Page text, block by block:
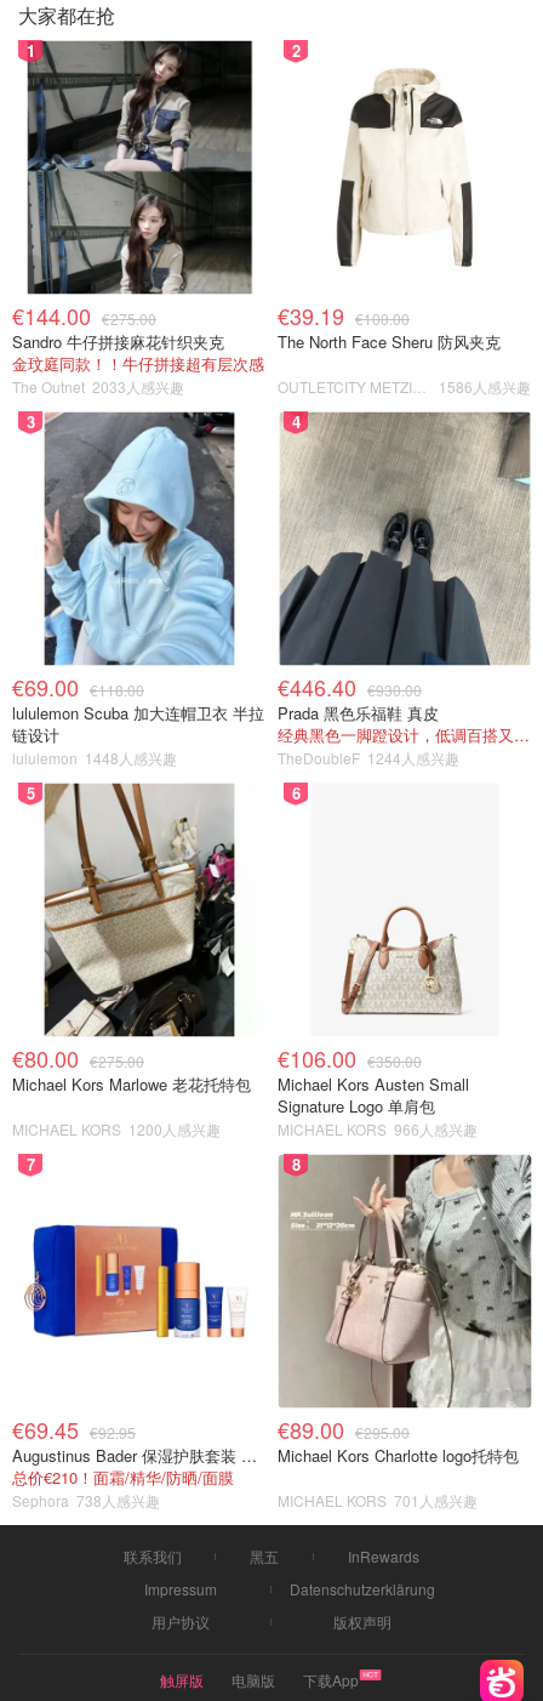
大家都在抢
1
€144.00 €275.00
Sandro 牛仔拼接麻花针织夹克
金玟庭同款！！牛仔拼接超有层次感
The Outnet 2033人感兴趣
2
€39.19 €100.00
The North Face Sheru 防风夹克
1586人感兴趣
3
€69.00 €118.00
lululemon Scuba 加大连帽卫衣 半拉
链设计
lululemon 1448人感兴趣
4
€446.40 €930.00
Prada 黑色乐福鞋 真皮
经典黑色一脚蹬设计，低调百搭又高级
TheDoubleF 1244人感兴趣
5
€80.00 €275.00
Michael Kors Marlowe 老花托特包
MICHAEL KORS 1200人感兴趣
6
€106.00 €350.00
Michael Kors Austen Small
Signature Logo 单肩包
MICHAEL KORS 966人感兴趣
7
€69.45 €92.95
Augustinus Bader 保湿护肤套装 TFC8®
总价€210！面霜/精华/防晒/面膜
Sephora 738人感兴趣
8
€89.00 €295.00
Michael Kors Charlotte logo托特包
MICHAEL KORS 701人感兴趣
联系我们 黑五
InRewards
Impressum
Datenschutzerklärung
用户协议
版权声明
触屏版 电脑版 下载App